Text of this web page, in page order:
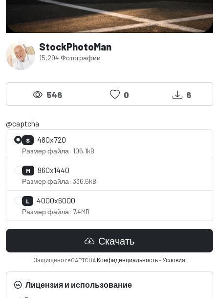
StockPhotoMan
15,294 Фотографии
546 0 6
@captcha
S 480x720
Размер файла: 106.1kB
M 960x1440
Размер файла: 336.6kB
L 4000x6000
Размер файла: 7.4MB
Скачать
Защищено reCAPTCHA Конфиденциальность-Условия
Лицензия и использование